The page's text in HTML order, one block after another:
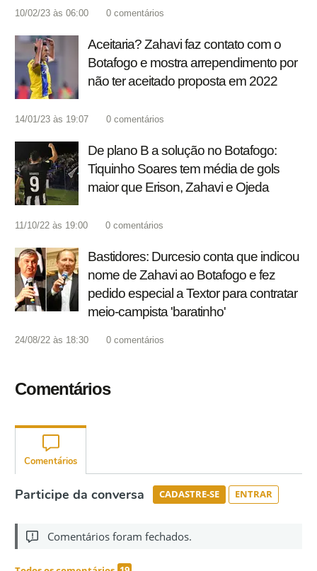
10/02/23 às 06:00 0 comentários
Aceitaria? Zahavi faz contato com o
Botafogo e mostra arrependimento por
não ter aceitado proposta em 2022
14/01/23 às 19:07 0 comentários
De plano B a solução no Botafogo:
Tiquinho Soares tem média de gols
maior que Erison, Zahavi e Ojeda
11/10/22 às 19:00 0 comentários
Bastidores: Durcesio conta que indicou
nome de Zahavi ao Botafogo e fez
pedido especial a Textor para contratar
meio-campista 'baratinho'
24/08/22 às 18:30 0 comentários
Comentários